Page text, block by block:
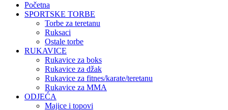
Početna
SPORTSKE TORBE
Torbe za teretanu
Ruksaci
Ostale torbe
RUKAVICE
Rukavice za boks
Rukavice za džak
Rukavice za fitnes/karate/teretanu
Rukavice za MMA
ODJEĆA
Majice i topovi